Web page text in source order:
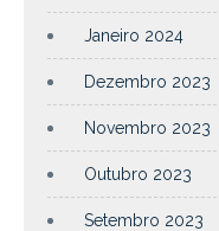
Janeiro 2024
Dezembro 2023
Novembro 2023
Outubro 2023
Setembro 2023